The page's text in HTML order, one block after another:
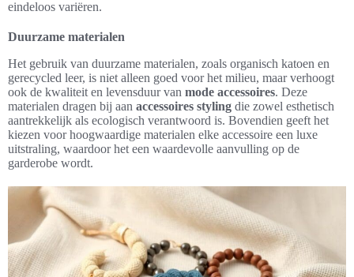
eindeloos variëren.
Duurzame materialen
Het gebruik van duurzame materialen, zoals organisch katoen en
gerecycled leer, is niet alleen goed voor het milieu, maar verhoogt
ook de kwaliteit en levensduur van mode accessoires. Deze
materialen dragen bij aan accessoires styling die zowel esthetisch
aantrekkelijk als ecologisch verantwoord is. Bovendien geeft het
kiezen voor hoogwaardige materialen elke accessoire een luxe
uitstraling, waardoor het een waardevolle aanvulling op de
garderobe wordt.